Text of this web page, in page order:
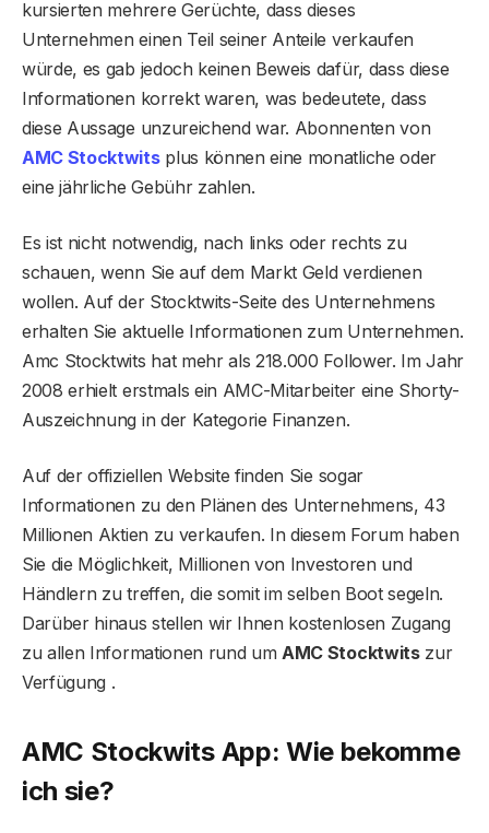
kursierten mehrere Gerüchte, dass dieses
Unternehmen einen Teil seiner Anteile verkaufen
würde, es gab jedoch keinen Beweis dafür, dass diese
Informationen korrekt waren, was bedeutete, dass
diese Aussage unzureichend war. Abonnenten von
AMC Stocktwitsplus können eine monatliche oder
eine jährliche Gebühr zahlen.
Es ist nicht notwendig, nach links oder rechts zu
schauen, wenn Sie auf dem Markt Geld verdienen
wollen. Auf der Stocktwits-Seite des Unternehmens
erhalten Sie aktuelle Informationen zum Unternehmen.
Amc Stocktwits hat mehr als 218.000 Follower. Im Jahr
2008 erhielt erstmals ein AMC-Mitarbeiter eine Shorty-
Auszeichnung in der Kategorie Finanzen.
Auf der offiziellen Website finden Sie sogar
Informationen zu den Plänen des Unternehmens, 43
Millionen Aktien zu verkaufen. In diesem Forum haben
Sie die Möglichkeit, Millionen von Investoren und
Händlern zu treffen, die somit im selben Boot segeln.
Darüber hinaus stellen wir Ihnen kostenlosen Zugang
zu allen Informationen rund um AMC Stocktwitszur
Verfügung .
AMC Stockwits App: Wie bekomme
ich sie?